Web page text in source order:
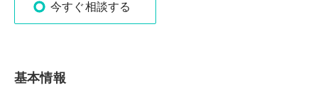
今すぐ相談する
基本情報